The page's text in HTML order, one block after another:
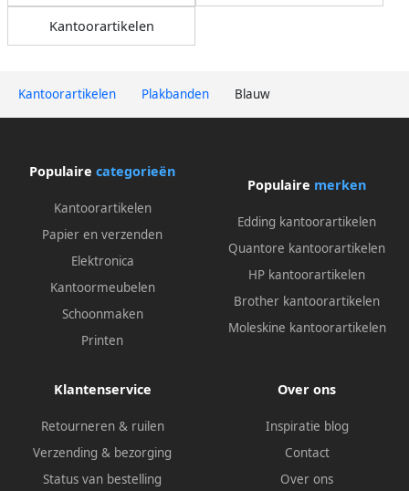
Kantoorartikelen Plakbanden Blauw
Kantoorartikelen
Populaire categorieën
Kantoorartikelen
Papier en verzenden
Elektronica
Kantoormeubelen
Schoonmaken
Printen
Populaire merken
Edding kantoorartikelen
Quantore kantoorartikelen
HP kantoorartikelen
Brother kantoorartikelen
Moleskine kantoorartikelen
Klantenservice
Retourneren & ruilen
Verzending & bezorging
Status van bestelling
Over ons
Inspiratie blog
Contact
Over ons